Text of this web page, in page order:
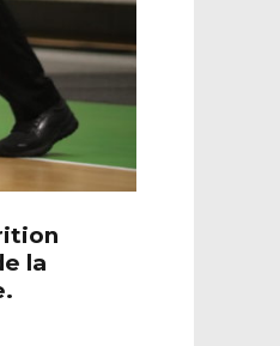
la
.